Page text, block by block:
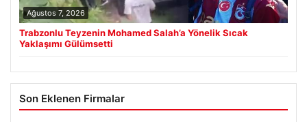
Ağustos 7, 2026
Trabzonlu Teyzenin Mohamed Salah’a Yönelik Sıcak
Yaklaşımı Gülümsetti
Son Eklenen Firmalar